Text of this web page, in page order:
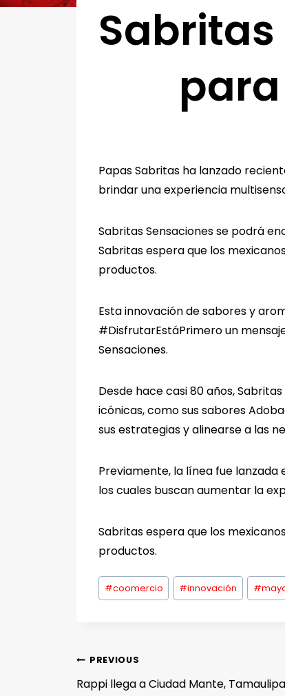
Papas Sabritas ha lanzado
brindar una experiencia
Sabritas Sensaciones se podrá
Sabritas espera que los
productos.
Esta innovación de sabores y
#DisfrutarEstáPrimero un
Sensaciones.
Desde hace casi 80 años,
icónicas, como sus sabores
sus estrategias y alinearse a las
Previamente, la línea fue lanzada
los cuales buscan aumentar la
Sabritas espera que los
productos.
#coomercio #innovación #
PREVIOUS
Rappi llega a Ciudad Mante,